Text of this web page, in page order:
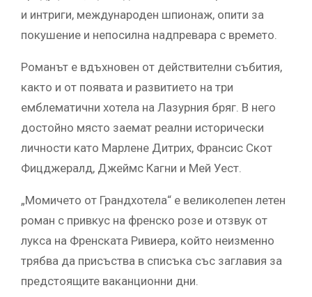
и интриги, международен шпионаж, опити за
покушение и непосилна надпревара с времето.
Романът е вдъхновен от действителни събития,
както и от появата и развитието на три
емблематични хотела на Лазурния бряг. В него
достойно място заемат реални исторически
личности като Марлене Дитрих, Франсис Скот
Фицджералд, Джеймс Кагни и Мей Уест.
„Момичето от Грандхотела“ е великолепен летен
роман с привкус на френско розе и отзвук от
лукса на Френската Ривиера, който неизменно
трябва да присъства в списъка със заглавия за
предстоящите ваканционни дни.